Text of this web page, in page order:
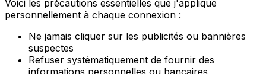
Voici les précautions essentielles que j'applique
personnellement à chaque connexion :
Ne jamais cliquer sur les publicités ou bannières
suspectes
Refuser systématiquement de fournir des
informations personnelles ou bancaires